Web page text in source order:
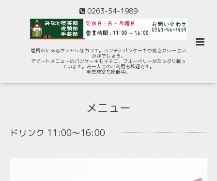
0263-54-1989
塩尻市にあるオシャレなカフェ。ランチにパンケーキや焼きカレーはい
かがでしょう。
デザートメニューのパンケーキもイチゴ、ブルーベリーがたっぷり載っ
ています。お一人でのご利用も歓迎です。
手芸教室も開催中。
メニュー
ドリンク 11:00～16:00